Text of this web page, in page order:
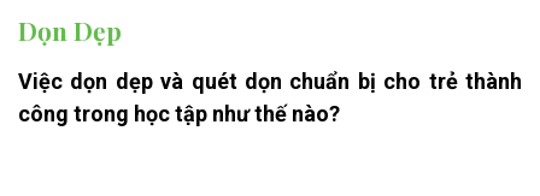
Dọn Dẹp
Việc dọn dẹp và quét dọn chuẩn bị cho trẻ thành
công trong học tập như thế nào?